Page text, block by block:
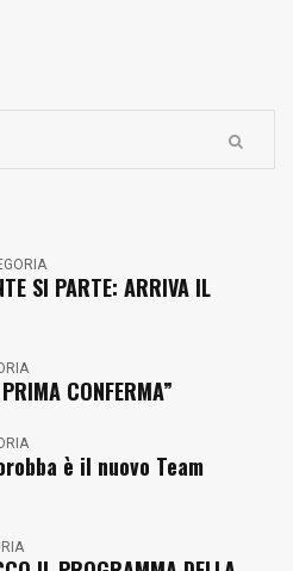
SI PARTE: ARRIVA IL
CONFERMA”
è il nuovo Team